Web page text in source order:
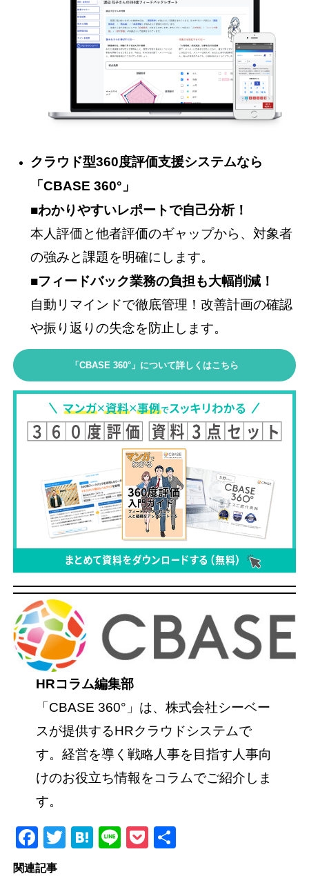
クラウド型360度評価支援システムなら
「CBASE 360°」
■わかりやすいレポートで自己分析！
本人評価と他者評価のギャップから、対象者
の強みと課題を明確にします。
■フィードバック業務の負担も大幅削減！
自動リマインドで徹底管理！改善計画の確認
や振り返りの失念を防止します。
「CBASE 360°」について詳しくはこちら
HRコラム編集部
「CBASE 360°」は、株式会社シーベー
スが提供するHRクラウドシステムで
す。経営を導く戦略人事を目指す人事向
けのお役立ち情報をコラムでご紹介しま
す。
Facebook
Twitter
Hatena
LinePocket
関連記事